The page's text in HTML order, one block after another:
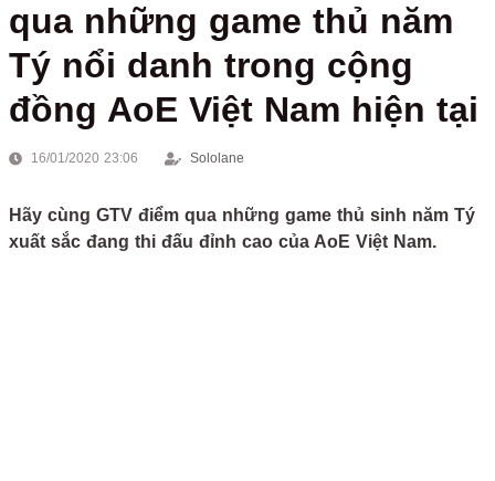
qua những game thủ năm
Tý nổi danh trong cộng
đồng AoE Việt Nam hiện tại
16/01/2020 23:06 Sololane
Hãy cùng GTV điểm qua những game thủ sinh năm Tý
xuất sắc đang thi đấu đỉnh cao của AoE Việt Nam.